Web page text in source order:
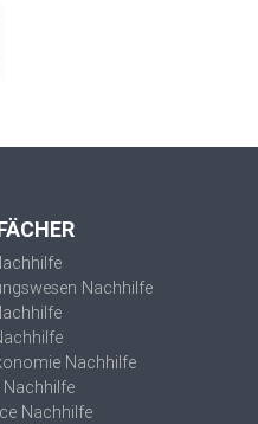
Nachhilfe
Nachhilfe
Nachhilfe